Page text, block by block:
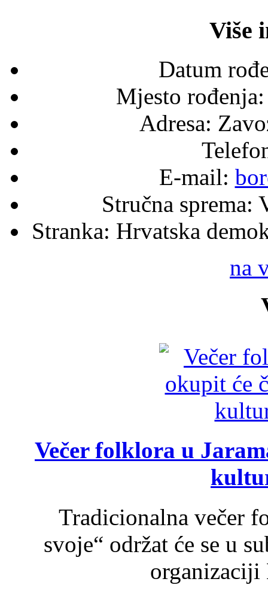
Više
Datum
Mjesto rođenja:
Adresa:
E-mail:
Stručna sprema:
Stranka: Hrvatska
na
Večer folklora u
Tradicionalna večer
svoje“ održat će se u
organizaciji